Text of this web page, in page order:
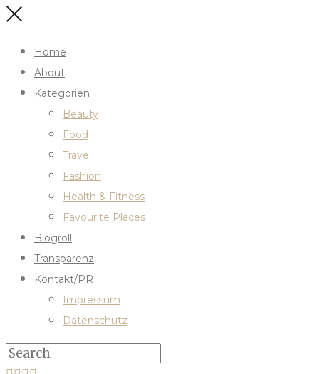
Home
About
Kategorien
Beauty
Food
Travel
Fashion
Health & Fitness
Favourite Places
Blogroll
Transparenz
Kontakt/PR
Impressum
Datenschutz